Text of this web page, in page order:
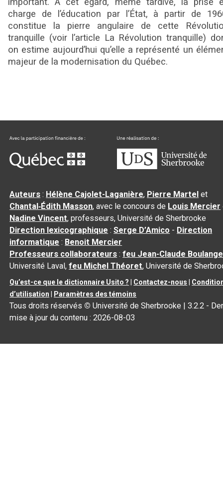
charge de l’éducation par l’État, à partir de
constitue la pierre angulaire de cette
tranquille (voir l’article La Révolution tranquille)
on estime aujourd’hui qu’elle a représenté un
majeur de la modernisation du Québec.
Auteurs : Hélène Cajolet-Laganière, Pierre Martel et
Chantal‑Édith Masson, avec le concours de Louis Mercier
Nadine Vincent, professeurs, Université de Sherbrooke
Direction lexicographique :Serge D’Amico - Direction
informatique : Benoit Mercier
Professeurs collaborateurs :feu Jean-Claude
Université Laval,feu Michel Théoret, Université de
Qu’est-ce que le dictionnaire Usito ? Contactez-nous
d’utilisation
Paramètres des témoins
Tous droits réservés © Université de Sherbrooke |3.2.2 -
mise à jour du contenu :2026-08-03